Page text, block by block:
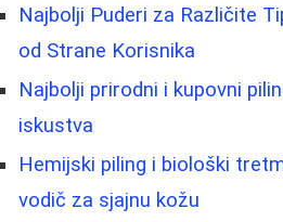
Najbolji Puderi za Različite
od Strane Korisnika
Najbolji prirodni i kupovni
iskustva
Hemijski piling i biološki
vodič za sjajnu kožu